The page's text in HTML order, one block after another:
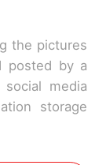
the pictures
posted by a
media
storage